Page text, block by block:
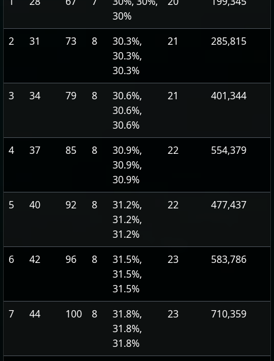
30%
2 31 73 8
30.3%,
30.3%,
30.3%
21 285,815
3 34 79 8
30.6%,
30.6%,
30.6%
21 401,344
4 37 85 8
30.9%,
30.9%,
30.9%
22 554,379
5 40 92 8
31.2%,
31.2%,
31.2%
22 477,437
6 42 96 8
31.5%,
31.5%,
31.5%
23 583,786
7 44 100 8
31.8%,
31.8%,
31.8%
23 710,359